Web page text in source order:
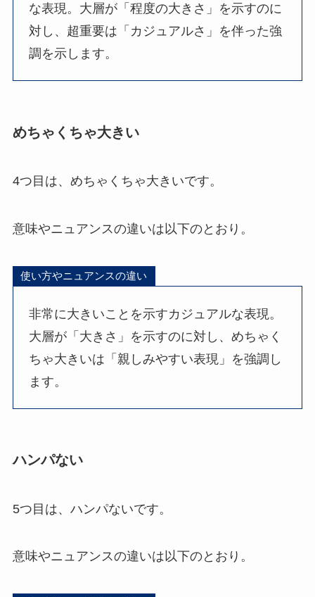
な表現。大層が「程度の大きさ」を示すのに
対し、超重要は「カジュアルさ」を伴った強
調を示します。
めちゃくちゃ大きい
4つ目は、めちゃくちゃ大きいです。
意味やニュアンスの違いは以下のとおり。
使い方やニュアンスの違い
非常に大きいことを示すカジュアルな表現。
大層が「大きさ」を示すのに対し、めちゃく
ちゃ大きいは「親しみやすい表現」を強調し
ます。
ハンパない
5つ目は、ハンパないです。
意味やニュアンスの違いは以下のとおり。